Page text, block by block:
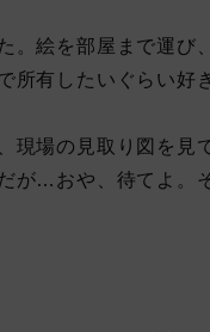
。絵を部屋まで運び
所有したいぐらい好
場の見取り図を見
が…おや、待てよ。